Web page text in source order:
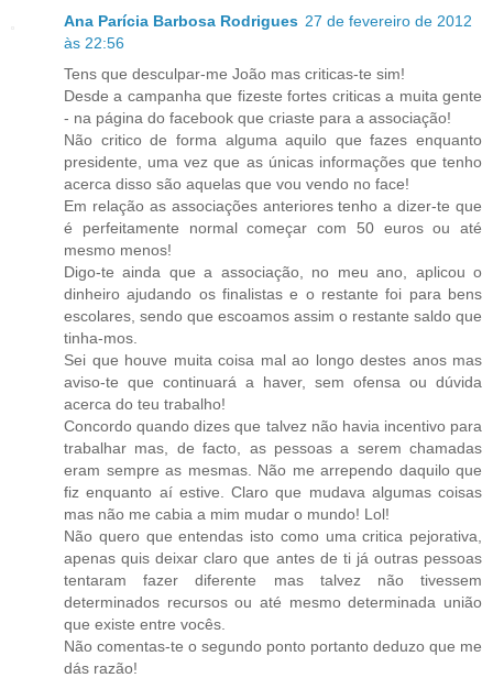
Ana Parícia Barbosa Rodrigues 27 de fevereiro de 2012
às 22:56
Tens que desculpar-me João mas criticas-te sim!
Desde a campanha que fizeste fortes criticas a muita gente
- na página do facebook que criaste para a associação!
Não critico de forma alguma aquilo que fazes enquanto
presidente, uma vez que as únicas informações que tenho
acerca disso são aquelas que vou vendo no face!
Em relação as associações anteriores tenho a dizer-te que
é perfeitamente normal começar com 50 euros ou até
mesmo menos!
Digo-te ainda que a associação, no meu ano, aplicou o
dinheiro ajudando os finalistas e o restante foi para bens
escolares, sendo que escoamos assim o restante saldo que
tinha-mos.
Sei que houve muita coisa mal ao longo destes anos mas
aviso-te que continuará a haver, sem ofensa ou dúvida
acerca do teu trabalho!
Concordo quando dizes que talvez não havia incentivo para
trabalhar mas, de facto, as pessoas a serem chamadas
eram sempre as mesmas. Não me arrependo daquilo que
fiz enquanto aí estive. Claro que mudava algumas coisas
mas não me cabia a mim mudar o mundo! Lol!
Não quero que entendas isto como uma critica pejorativa,
apenas quis deixar claro que antes de ti já outras pessoas
tentaram fazer diferente mas talvez não tivessem
determinados recursos ou até mesmo determinada união
que existe entre vocês.
Não comentas-te o segundo ponto portanto deduzo que me
dás razão!